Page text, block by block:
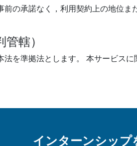
の承諾なく，利用契約上の地位
轄）
を準拠法とします。 本サービス
インターンシップ